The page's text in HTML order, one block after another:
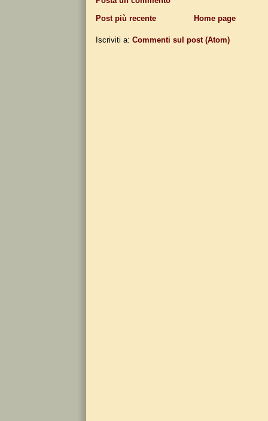
Post più recente
Home page
Iscriviti a: Commenti sul post (Atom)